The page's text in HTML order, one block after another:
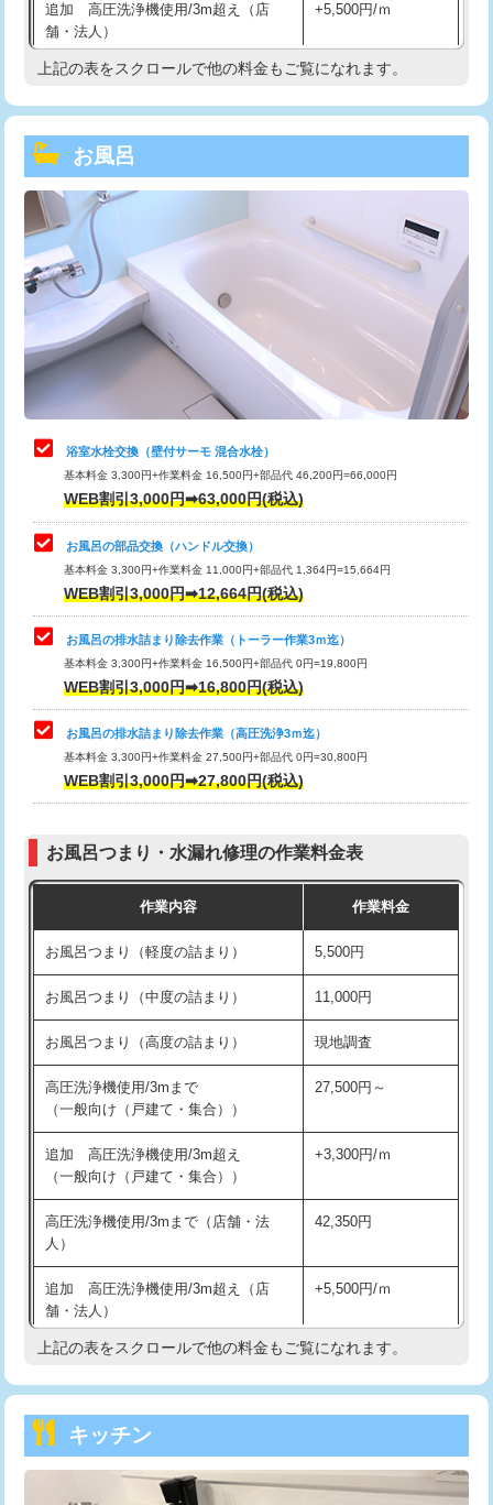
追加 高圧洗浄機使用/3m超え（店
舗・法人）
+5,500円/ｍ
高度高圧洗浄換 現地調査
トーラー機使用/3mまで
追加トーラー機使用/3m超え
カメラ調査 33,000円
桝清掃 8,800円
止水・漏水調査・防水処理・清掃・修
理・調整・分解・加工など（軽作業）
止水・漏水調査・防水処理・清掃・修
理・調整・分解・加工など（中作業）
22,000円
止水・漏水調査・防水処理・清掃・修
理・調整・分解・加工など（重作業）
33,000円
トイレタンク脱着
トイレ便器脱着
タンクレストイレ脱着 33,000円
小便器トイレ脱着
その他部品の脱着 8,800円～
交換・取付（タンク）
交換・取付（普通便座） 11,000円+材料費
交換・取付（温水洗浄便座） 16,500円+材料費
交換・取付(単水栓（壁付・デッキ
式）)
13,200円+材料費
交換・取付(混合水栓（壁付・デッキ
式・ワンホール）)
16,500円+材料費
交換・取付(排水栓・排水トラップ
（P/S/ポップアップ））
22,000円+材料費
交換・取付（その他部品） 11,000円+材料費
持込商品取付（単水栓） 13,200円
持込商品取付（混合水栓）
持込商品取付（浄水器・分岐水栓） 16,500円
持込商品取付（温水洗浄便座） 22,000円
持込商品取付（普通便座⇔温水洗浄便
22,000円
給水管工事※（ホール加工)
給水管工事※（バンド止め) 3,300円
上記の表をスクロールで他の料金もご覧になれます。
お風呂
浴室水栓交換（壁付サーモ 混合水栓）
基本料金 3,300円+作業料金 16,500円+部品代 46,200円=66,000円
WEB割引3,000円➡63,000円(税込)
お風呂の部品交換（ハンドル交換）
基本料金 3,300円+作業料金 11,000円+部品代 1,364円=15,664円
WEB割引3,000円➡12,664円(税込)
お風呂の排水詰まり除去作業（トーラー作業3ｍ迄）
基本料金 3,300円+作業料金 16,500円+部品代 0円=19,800円
WEB割引3,000円➡16,800円(税込)
お風呂の排水詰まり除去作業（高圧洗浄3ｍ迄）
基本料金 3,300円+作業料金 27,500円+部品代 0円=30,800円
WEB割引3,000円➡27,800円(税込)
お風呂つまり・水漏れ修理の作業料金表
作業内容 作業料金
お風呂つまり（軽度の詰まり） 5,500円
お風呂つまり（中度の詰まり） 11,000円
お風呂つまり（高度の詰まり） 現地調査
高圧洗浄機使用/3mまで
（一般向け（戸建て・集合））
27,500円～
追加 高圧洗浄機使用/3m超え
（一般向け（戸建て・集合））
+3,300円/ｍ
高圧洗浄機使用/3mまで（店舗・法
人）
42,350円
追加 高圧洗浄機使用/3m超え（店
舗・法人）
+5,500円/ｍ
高度高圧洗浄換 現地調査
トーラー機使用/3mまで
追加トーラー機使用/3m超え +3,300円
上記の表をスクロールで他の料金もご覧になれます。
キッチン